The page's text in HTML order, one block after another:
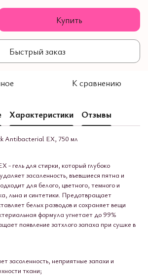
Купить
Быстрый заказ
К сравнению
Характеристики Отзывы
Antibacterial EX, 750 мл
гель для стирки, который глубоко
засаленность, въевшиеся пятна и
для белого, цветного, темного и
льна и синтетики. Предотвращает
белых разводов и сохраняет вещи
формула угнетает до 99%
появление затхлого запаха при сушке в
засоленность, неприятные запахи и
ткани;